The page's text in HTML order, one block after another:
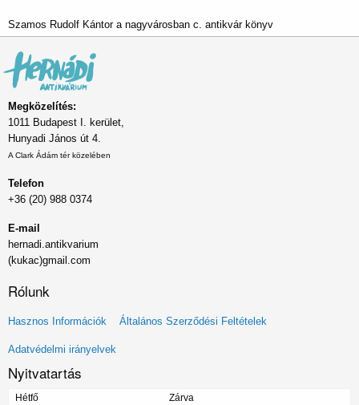
Szamos Rudolf Kántor a nagyvárosban c. antikvár könyv
Megközelítés:
1011 Budapest I. kerület,
Hunyadi János út 4.
A Clark Ádám tér közelében
Telefon
+36 (20) 988 0374
E-mail
hernadi.antikvarium
(kukac)gmail.com
Rólunk
Lábléc
menü
Hasznos Információk Általános Szerződési Feltételek
Adatvédelmi irányelvek
Nyitvatartás
Hétfő
Zárva